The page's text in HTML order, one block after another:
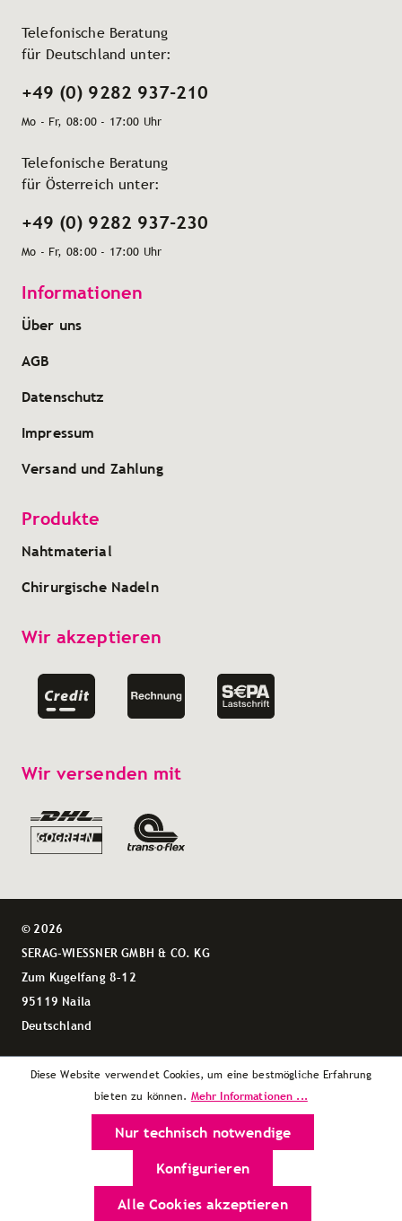
Telefonische Beratung
für Deutschland unter:
+49 (0) 9282 937-210
Mo - Fr, 08:00 - 17:00 Uhr
Telefonische Beratung
für Österreich unter:
+49 (0) 9282 937-230
Mo - Fr, 08:00 - 17:00 Uhr
Informationen
Über uns
AGB
Datenschutz
Impressum
Versand und Zahlung
Produkte
Nahtmaterial
Chirurgische Nadeln
Wir akzeptieren
Wir versenden mit
© 2026
SERAG-WIESSNER GMBH & CO. KG
Zum Kugelfang 8–12
95119 Naila
Deutschland
Diese Website verwendet Cookies, um eine bestmögliche Erfahrung
bieten zu können. Mehr Informationen ...
Nur technisch notwendige
Konfigurieren
Alle Cookies akzeptieren